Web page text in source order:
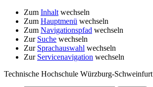
Zum Inhalt wechseln
Zum Hauptmenü wechseln
Zum Navigationspfad wechseln
Zur Suche wechseln
Zur Sprachauswahl wechseln
Zur Servicenavigation wechseln
Technische Hochschule Würzburg-Schweinfurt